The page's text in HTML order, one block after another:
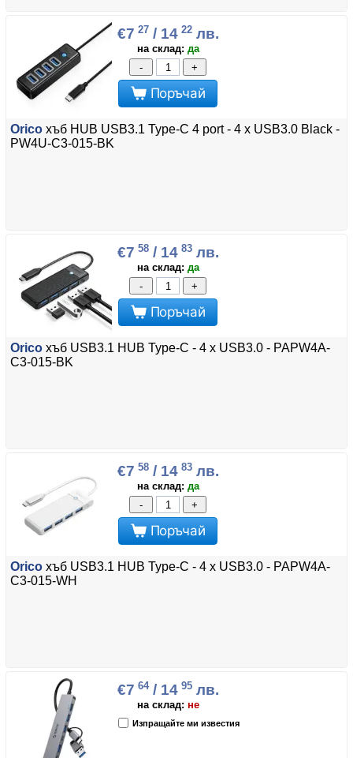
€7 27 / 14 22лв.
на склад: да
-
+
Поръчай
Orico хъб HUB USB3.1 Type-C 4 port - 4 x USB3.0 Black -
PW4U-C3-015-BK
€7 58/ 14 83лв.
на склад: да
-
+
Поръчай
Orico хъб USB3.1 HUB Type-C - 4 x USB3.0 - PAPW4A-
C3-015-BK
€7 58/ 14 83лв.
на склад: да
-
+
Поръчай
Orico хъб USB3.1 HUB Type-C - 4 x USB3.0 - PAPW4A-
C3-015-WH
€7 64/ 14 95лв.
на склад: не
Изпращайте ми известия